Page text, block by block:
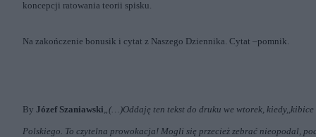
koncepcji ratowania teorii spisku.
Na zakończenie bonusik i cytat z Naszego Dziennika. Cytat –pomnik.
By Józef Szaniawski„(…)Oddaję ten tekst do druku we wtorek,
Polskiego. To czytelna prowokacja! Mogli się przecież zebrać nieopodal,